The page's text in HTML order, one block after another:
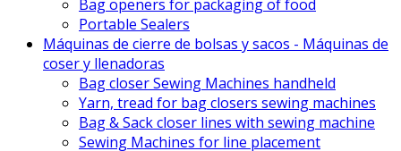
Bag openers for packaging of food
Portable Sealers
Máquinas de cierre de bolsas y sacos - Máquinas de
coser y llenadoras
Bag closer Sewing Machines handheld
Yarn, tread for bag closers sewing machines
Bag & Sack closer lines with sewing machine
Sewing Machines for line placement